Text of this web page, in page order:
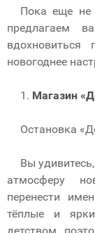
Пока еще не
предлагаем
вдохновиться
новогоднее
1. Магазин
Остановка
Вы
атмосферу
перенести
тёплые и